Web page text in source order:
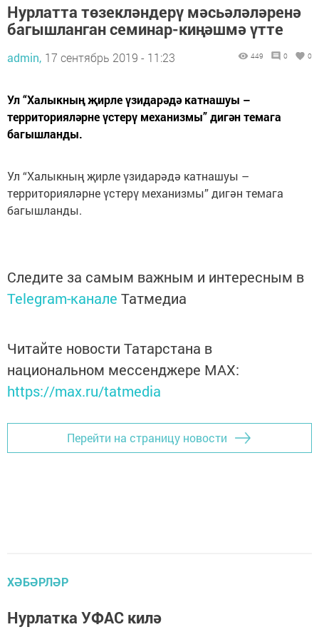
Нурлатта төзекләндерү мәсьәләләренә
багышланган семинар-киңәшмә үтте
admin, 17 сентябрь 2019 - 11:23 449 0 0
Ул “Халыкның җирле үзидарәдә катнашуы –
территорияләрне үстерү механизмы” дигән темага
багышланды.
Ул “Халыкның җирле үзидарәдә катнашуы –
территорияләрне үстерү механизмы” дигән темага
багышланды.
Следите за самым важным и интересным в
Telegram-канале Татмедиа
Читайте новости Татарстана в
национальном мессенджере MАХ:
https://max.ru/tatmedia
Перейти на страницу новости
ХӘБӘРЛӘР
Нурлатка УФАС килә